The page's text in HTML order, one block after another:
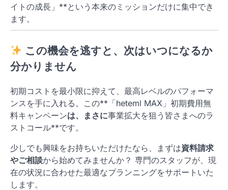
イトの成長」**という本来のミッションだけに集中でき
ます。
この機会を逃すと、次はいつになるか
分かりません
初期コストを最小限に抑えて、最高レベルのパフォーマ
ンスを手に入れる。この**「heteml MAX」初期費用無
料キャンペーンは、まさに事業拡大を狙う皆さまへのラ
ストコール**です。
少しでも興味をお持ちいただけたなら、まずは資料請求
やご相談から始めてみませんか？ 専門のスタッフが、現
在の状況に合わせた最適なプランニングをサポートいた
します。